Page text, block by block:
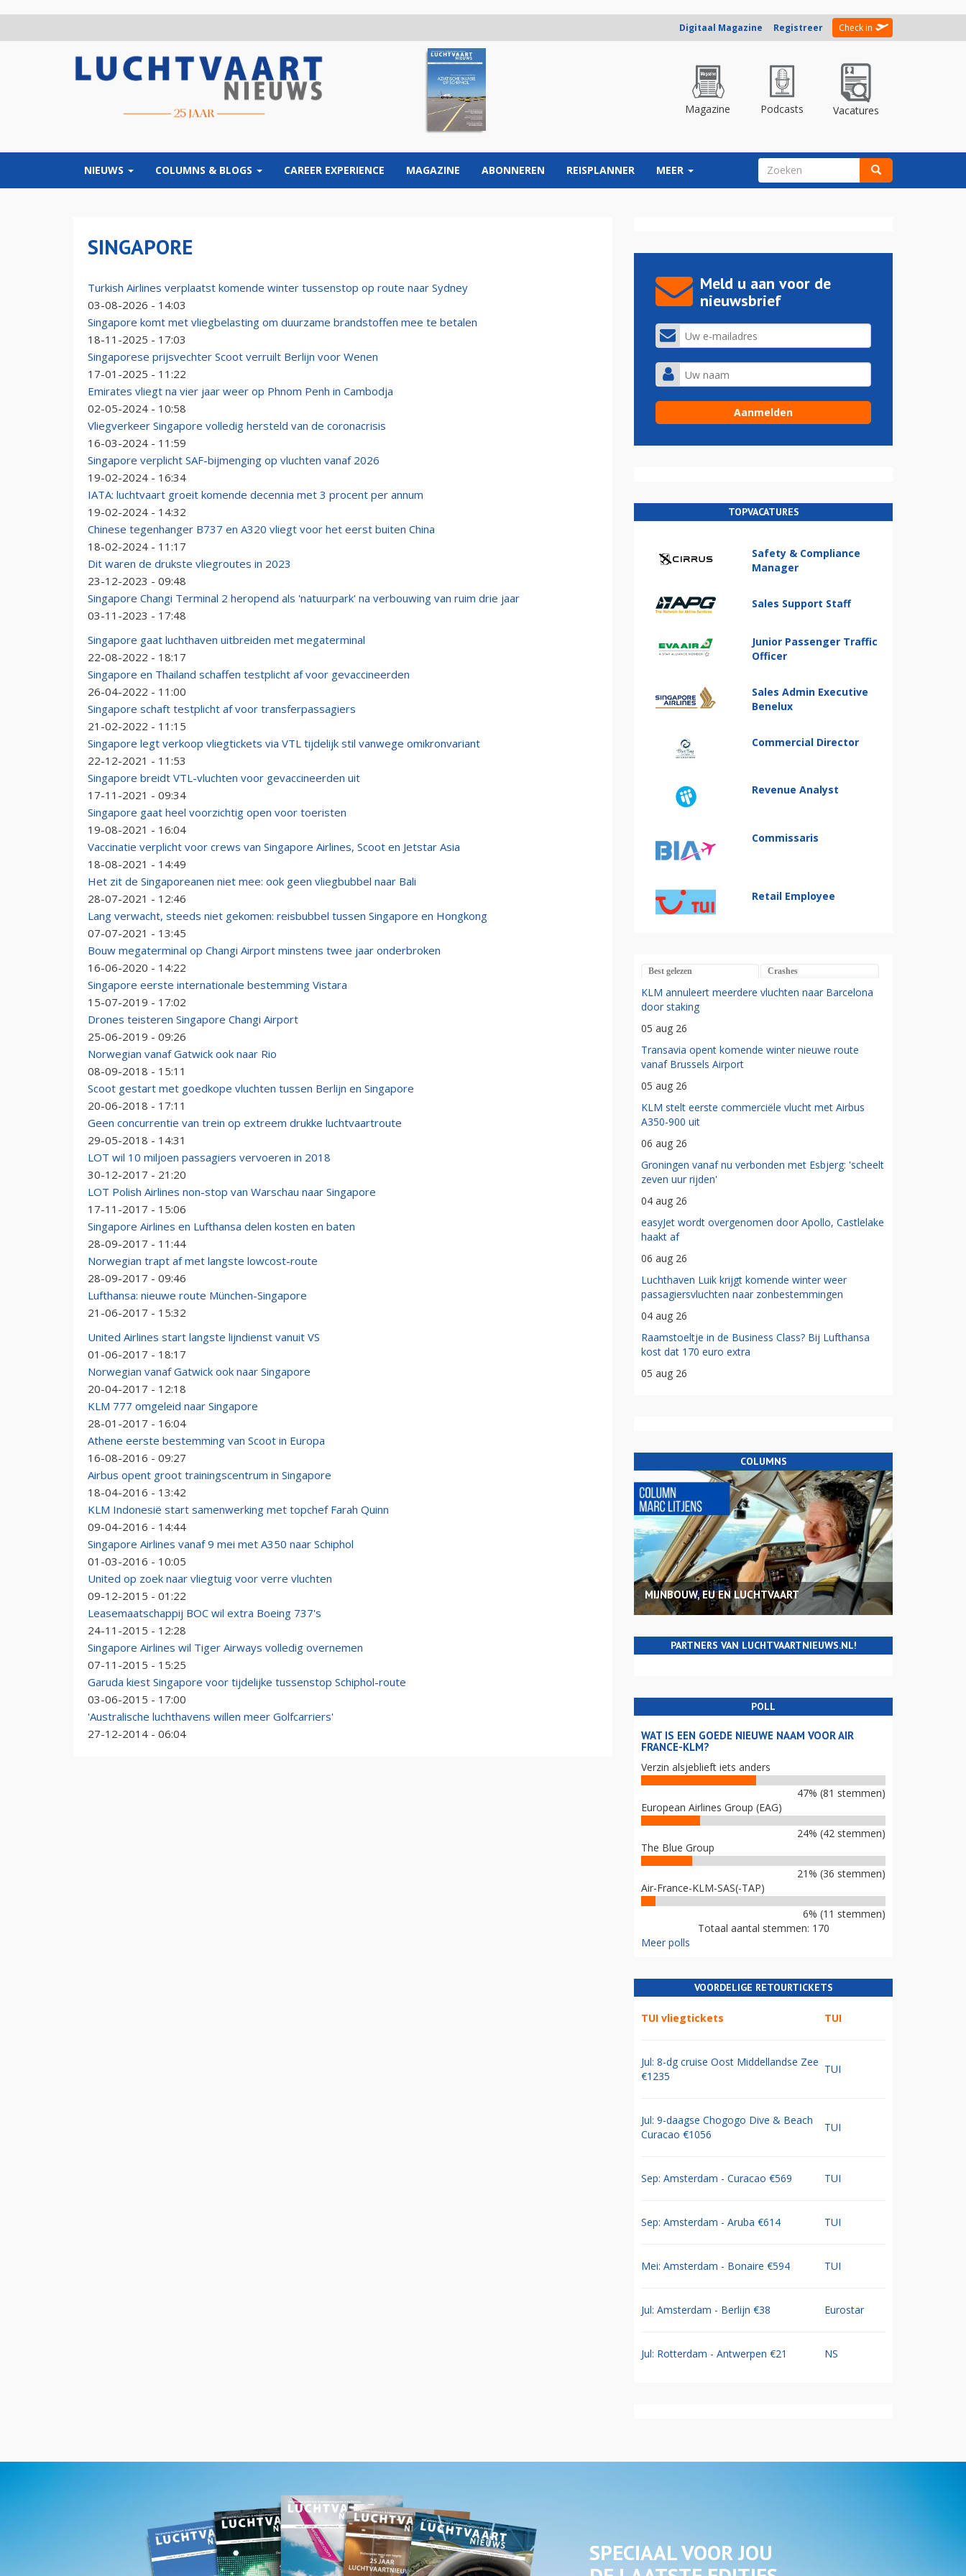
Digitaal Magazine Registreer Check in
Magazine Podcasts Vacatures
NIEUWS COLUMNS & BLOGS CAREER EXPERIENCE MAGAZINE ABONNEREN REISPLANNER MEER ZOEKVELD
SINGAPORE
Turkish Airlines verplaatst komende winter tussenstop op route naar Sydney
03-08-2026 - 14:03
Singapore komt met vliegbelasting om duurzame brandstoffen mee te betalen
18-11-2025 - 17:03
Singaporese prijsvechter Scoot verruilt Berlijn voor Wenen
17-01-2025 - 11:22
Emirates vliegt na vier jaar weer op Phnom Penh in Cambodja
02-05-2024 - 10:58
Vliegverkeer Singapore volledig hersteld van de coronacrisis
16-03-2024 - 11:59
Singapore verplicht SAF-bijmenging op vluchten vanaf 2026
19-02-2024 - 16:34
IATA: luchtvaart groeit komende decennia met 3 procent per annum
19-02-2024 - 14:32
Chinese tegenhanger B737 en A320 vliegt voor het eerst buiten China
18-02-2024 - 11:17
Dit waren de drukste vliegroutes in 2023
23-12-2023 - 09:48
Singapore Changi Terminal 2 heropend als 'natuurpark' na verbouwing van ruim drie jaar
03-11-2023 - 17:48
Singapore gaat luchthaven uitbreiden met megaterminal
22-08-2022 - 18:17
Singapore en Thailand schaffen testplicht af voor gevaccineerden
26-04-2022 - 11:00
Singapore schaft testplicht af voor transferpassagiers
21-02-2022 - 11:15
Singapore legt verkoop vliegtickets via VTL tijdelijk stil vanwege omikronvariant
22-12-2021 - 11:53
Singapore breidt VTL-vluchten voor gevaccineerden uit
17-11-2021 - 09:34
Singapore gaat heel voorzichtig open voor toeristen
19-08-2021 - 16:04
Vaccinatie verplicht voor crews van Singapore Airlines, Scoot en Jetstar Asia
18-08-2021 - 14:49
Het zit de Singaporeanen niet mee: ook geen vliegbubbel naar Bali
28-07-2021 - 12:46
Lang verwacht, steeds niet gekomen: reisbubbel tussen Singapore en Hongkong
07-07-2021 - 13:45
Bouw megaterminal op Changi Airport minstens twee jaar onderbroken
16-06-2020 - 14:22
Singapore eerste internationale bestemming Vistara
15-07-2019 - 17:02
Drones teisteren Singapore Changi Airport
25-06-2019 - 09:26
Norwegian vanaf Gatwick ook naar Rio
08-09-2018 - 15:11
Scoot gestart met goedkope vluchten tussen Berlijn en Singapore
20-06-2018 - 17:11
Geen concurrentie van trein op extreem drukke luchtvaartroute
29-05-2018 - 14:31
LOT wil 10 miljoen passagiers vervoeren in 2018
30-12-2017 - 21:20
LOT Polish Airlines non-stop van Warschau naar Singapore
17-11-2017 - 15:06
Singapore Airlines en Lufthansa delen kosten en baten
28-09-2017 - 11:44
Norwegian trapt af met langste lowcost-route
28-09-2017 - 09:46
Lufthansa: nieuwe route München-Singapore
21-06-2017 - 15:32
United Airlines start langste lijndienst vanuit VS
01-06-2017 - 18:17
Norwegian vanaf Gatwick ook naar Singapore
20-04-2017 - 12:18
KLM 777 omgeleid naar Singapore
28-01-2017 - 16:04
Athene eerste bestemming van Scoot in Europa
16-08-2016 - 09:27
Airbus opent groot trainingscentrum in Singapore
18-04-2016 - 13:42
KLM Indonesië start samenwerking met topchef Farah Quinn
09-04-2016 - 14:44
Singapore Airlines vanaf 9 mei met A350 naar Schiphol
01-03-2016 - 10:05
United op zoek naar vliegtuig voor verre vluchten
09-12-2015 - 01:22
Leasemaatschappij BOC wil extra Boeing 737's
24-11-2015 - 12:28
Singapore Airlines wil Tiger Airways volledig overnemen
07-11-2015 - 15:25
Garuda kiest Singapore voor tijdelijke tussenstop Schiphol-route
03-06-2015 - 17:00
'Australische luchthavens willen meer Golfcarriers'
27-12-2014 - 06:04
Meld u aan voor de
nieuwsbrief
TOPVACATURES
Safety & Compliance
Manager
Sales Support Staff
Junior Passenger Traffic
Officer
Sales Admin Executive
Benelux
Commercial Director
Revenue Analyst
Commissaris
Retail Employee
Best gelezen Crashes
KLM annuleert meerdere vluchten naar Barcelona
door staking
05 aug 26
Transavia opent komende winter nieuwe route
vanaf Brussels Airport
05 aug 26
KLM stelt eerste commerciële vlucht met Airbus
A350-900 uit
06 aug 26
Groningen vanaf nu verbonden met Esbjerg: 'scheelt
zeven uur rijden'
04 aug 26
easyJet wordt overgenomen door Apollo, Castlelake
haakt af
06 aug 26
Luchthaven Luik krijgt komende winter weer
passagiersvluchten naar zonbestemmingen
04 aug 26
Raamstoeltje in de Business Class? Bij Lufthansa
kost dat 170 euro extra
05 aug 26
COLUMNS
MIJNBOUW, EU EN LUCHTVAART
PARTNERS VAN LUCHTVAARTNIEUWS.NL!
POLL
WAT IS EEN GOEDE NIEUWE NAAM VOOR AIR
FRANCE-KLM?
Verzin alsjeblieft iets anders
47% (81 stemmen)
European Airlines Group (EAG)
24% (42 stemmen)
The Blue Group
21% (36 stemmen)
Air-France-KLM-SAS(-TAP)
6% (11 stemmen)
Totaal aantal stemmen: 170
Meer polls
VOORDELIGE RETOURTICKETS
TUI vliegtickets TUI
Jul: 8-dg cruise Oost Middellandse Zee
€1235
TUI
Jul: 9-daagse Chogogo Dive & Beach
Curacao €1056
TUI
Sep: Amsterdam - Curacao €569 TUI
Sep: Amsterdam - Aruba €614 TUI
Mei: Amsterdam - Bonaire €594 TUI
Jul: Amsterdam - Berlijn €38 Eurostar
Jul: Rotterdam - Antwerpen €21 NS
SPECIAAL VOOR JOU